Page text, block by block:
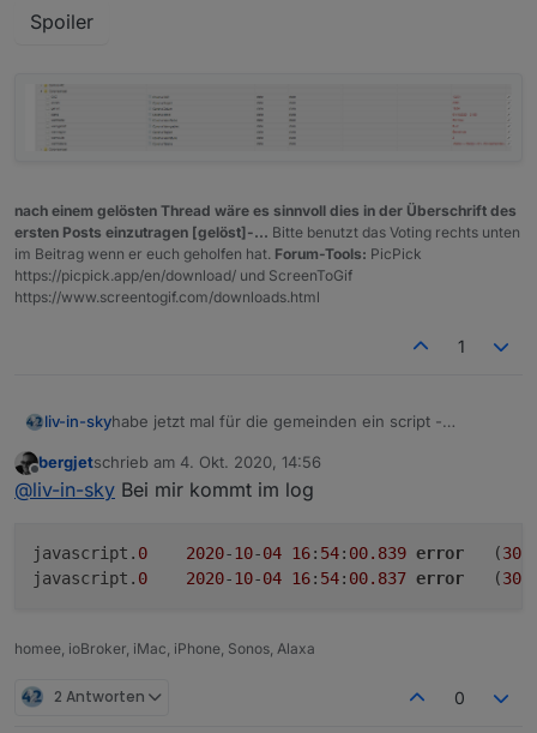
Spoiler
nach einem gelösten Thread wäre es sinnvoll dies in der Überschrift des
ersten Posts einzutragen [gelöst]-... Bitte benutzt das Voting rechts unten
im Beitrag wenn er euch geholfen hat. Forum-Tools: PicPick
https://picpick.app/en/download/ und ScreenToGif
https://www.screentogif.com/downloads.html
1
liv-in-skyhabe jetzt mal für die gemeinden ein script -
directory ändern - sonst überschreiben sich die
daten
ihr könnt nun oben einstellen - ob nach gkz gesucht
werden soll
Offline
bergjetschrieb am 4. Okt. 2020, 14:56
zuletzt editiert von
@liv-in-sky Bei mir kommt im log
javascript. 0 2020-10-04 16: 54: 00.839 error
	(
javascript. 0 2020-10-04 16: 54: 00.837 error
	(
homee, ioBroker, iMac, iPhone, Sonos, Alaxa
2 Antworten 0